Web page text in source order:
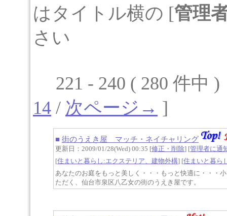
はタイトル横の [管理
さい
221 - 240 ( 280 件
14 / 次ページ→ ]
■ 街のうえき屋 マッチ・ネイチャリング
更新日：2009/01/28(Wed) 00:35 [修正・削除] [管理者に通
[住まいと暮らし:エクステリア、建物外構] [住まいと暮ら
あなたのお庭をもっと美しく・・・もっと快適に・・・
ただく、仙台市泉区八乙女の街のうえき屋です。